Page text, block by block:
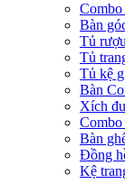
Combo
Bàn
Tủ rượu
Tủ
Tủ kệ
Bàn
Xích đu
Bàn
Đồng
Kệ